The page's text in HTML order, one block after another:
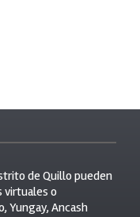
de Quillo pueden
virtuales o
Yungay, Ancash